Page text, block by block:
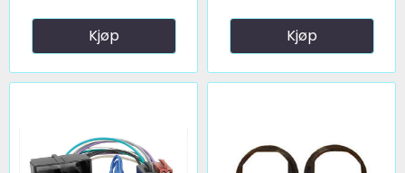
Kjøp Kjøp